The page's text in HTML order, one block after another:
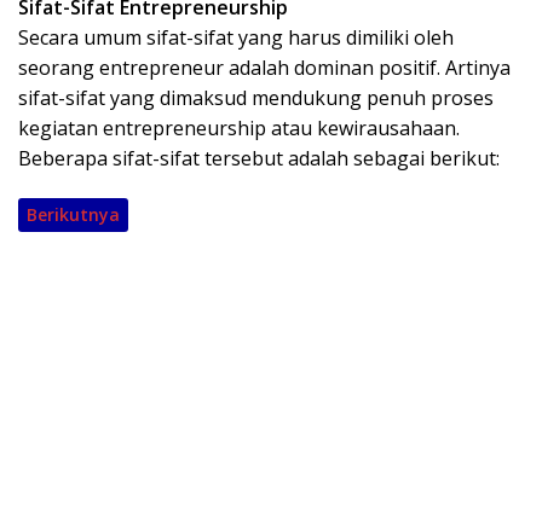
Sifat-Sifat Entrepreneurship
Secara umum sifat-sifat yang harus dimiliki oleh
seorang entrepreneur adalah dominan positif. Artinya
sifat-sifat yang dimaksud mendukung penuh proses
kegiatan entrepreneurship atau kewirausahaan.
Beberapa sifat-sifat tersebut adalah sebagai berikut:
Berikutnya